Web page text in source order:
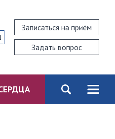
Записаться на приём
Задать вопрос